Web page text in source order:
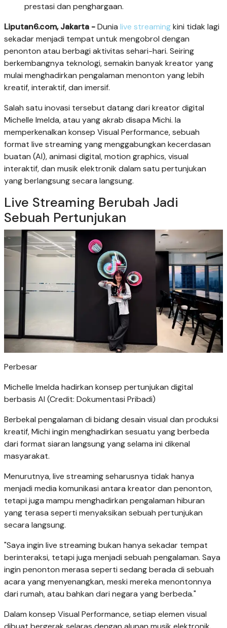
prestasi dan penghargaan.
Liputan6.com, Jakarta -Dunia live streamingkini tidak lagi
sekadar menjadi tempat untuk mengobrol dengan
penonton atau berbagi aktivitas sehari-hari. Seiring
berkembangnya teknologi, semakin banyak kreator yang
mulai menghadirkan pengalaman menonton yang lebih
kreatif, interaktif, dan imersif.
Salah satu inovasi tersebut datang dari kreator digital
Michelle Imelda, atau yang akrab disapa Michi. Ia
memperkenalkan konsep Visual Performance, sebuah
format live streaming yang menggabungkan kecerdasan
buatan (AI), animasi digital, motion graphics, visual
interaktif, dan musik elektronik dalam satu pertunjukan
yang berlangsung secara langsung.
Live Streaming Berubah Jadi
Sebuah Pertunjukan
Perbesar
Michelle Imelda hadirkan konsep pertunjukan digital
berbasis AI (Credit: Dokumentasi Pribadi)
Berbekal pengalaman di bidang desain visual dan produksi
kreatif, Michi ingin menghadirkan sesuatu yang berbeda
dari format siaran langsung yang selama ini dikenal
masyarakat.
Menurutnya, live streaming seharusnya tidak hanya
menjadi media komunikasi antara kreator dan penonton,
tetapi juga mampu menghadirkan pengalaman hiburan
yang terasa seperti menyaksikan sebuah pertunjukan
secara langsung.
"Saya ingin live streaming bukan hanya sekadar tempat
berinteraksi, tetapi juga menjadi sebuah pengalaman. Saya
ingin penonton merasa seperti sedang berada di sebuah
acara yang menyenangkan, meski mereka menontonnya
dari rumah, atau bahkan dari negara yang berbeda."
Dalam konsep Visual Performance, setiap elemen visual